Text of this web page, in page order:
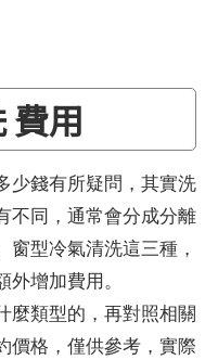
費用
少錢有所疑問，其實洗
不同，通常會分成分離
型冷氣清洗這三種，
增加費用。
麼類型的，再對照相關
價格，僅供參考，實際